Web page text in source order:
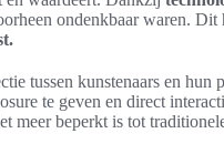
ondenkbaar waren. Dit
tussen kunstenaars en hun
te geven en direct
meer beperkt is tot